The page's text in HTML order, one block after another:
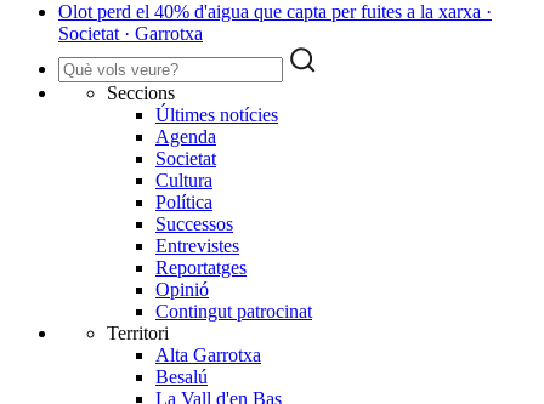
​Olot perd el 40% d'aigua que capta per fuites a la xarxa ·
Societat · Garrotxa
Seccions
Últimes notícies
Agenda
Societat
Cultura
Política
Successos
Entrevistes
Reportatges
Opinió
Contingut patrocinat
Territori
Alta Garrotxa
Besalú
La Vall d'en Bas